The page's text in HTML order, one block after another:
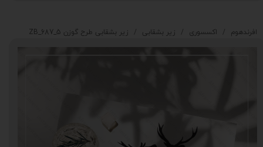
افرندهوم اکسسوری زیر بشقابی زیر بشقابی طرح گوزن 5_687_ZB